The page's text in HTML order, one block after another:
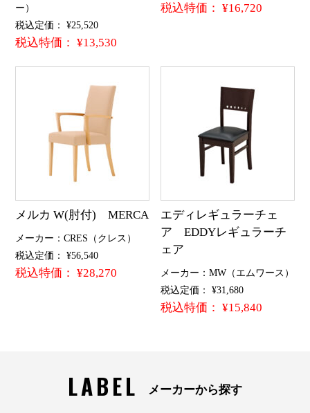
ー）
税込定価： ¥25,520
税込特価： ¥13,530
税込特価： ¥16,720
メルカ W(肘付) MERCA
メーカー：CRES（クレス）
税込定価： ¥56,540
税込特価： ¥28,270
エディレギュラーチェ
ア EDDYレギュラーチ
ェア
メーカー：MW（エムワース）
税込定価： ¥31,680
税込特価： ¥15,840
LABEL メーカーから探す